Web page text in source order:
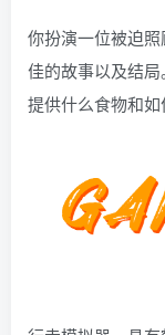
你扮演一位被迫
佳的故事以及结
提供什么食物和如